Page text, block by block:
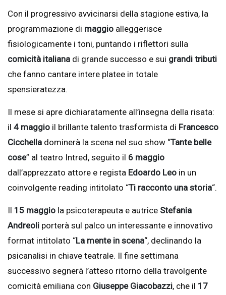
Con il progressivo avvicinarsi della stagione estiva, la
programmazione di maggio alleggerisce
fisiologicamente i toni, puntando i riflettori sulla
comicità italiana di grande successo e sui grandi tributi
che fanno cantare intere platee in totale
spensieratezza.
Il mese si apre dichiaratamente all’insegna della risata:
il 4 maggio il brillante talento trasformista di Francesco
Cicchella dominerà la scena nel suo show “Tante belle
cose” al teatro Intred, seguito il 6 maggio
dall’apprezzato attore e regista Edoardo Leo in un
coinvolgente reading intitolato “Ti racconto una storia“.
Il 15 maggio la psicoterapeuta e autrice Stefania
Andreoli porterà sul palco un interessante e innovativo
format intitolato “La mente in scena“, declinando la
psicanalisi in chiave teatrale. Il fine settimana
successivo segnerà l’atteso ritorno della travolgente
comicità emiliana con Giuseppe Giacobazzi, che il 17